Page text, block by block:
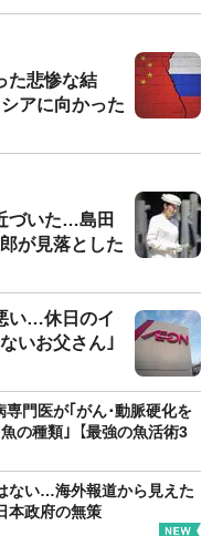
た悲惨な結
アに向かった
づいた…島田
が見落とした
い…休日のイ
いお父さん｣
門医が｢がん･動脈硬化を
の種類｣【最強の魚活術3
ない…海外報道から見えた
本政府の無策